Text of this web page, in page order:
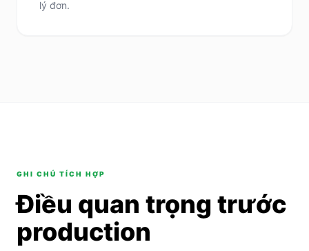
lý đơn.
GHI CHÚ TÍCH HỢP
Điều quan trọng trước
production